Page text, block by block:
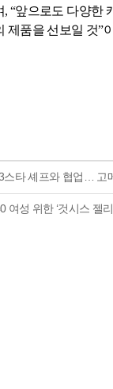
,“앞으로도 다양한
제품을 선보일 것”
타 셰프와 협업… 고
여성 위한 ‘것시스 젤리